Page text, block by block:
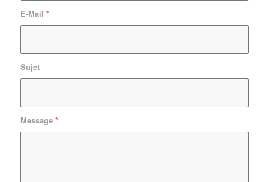
E-Mail *
Sujet
Message *